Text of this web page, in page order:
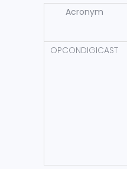
Acronym
OPCONDIGICAST